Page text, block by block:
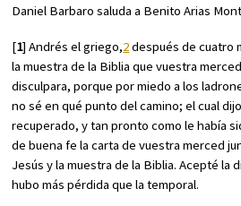
Daniel Barbaro saluda a Benito Arias
[1] Andrés el griego,2después de cuatro
la muestra de la Biblia que vuestra
disculpara, porque por miedo a los
no sé en qué punto del camino; el cual
recuperado, y tan pronto como le había
de buena fe la carta de vuestra merced
Jesús y la muestra de la Biblia. Acepté la
hubo más pérdida que la temporal.